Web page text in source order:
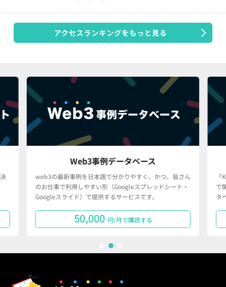
アクセスランキングをもっと見る
Web3事例データベース
web3の最新事例を日本語で分かりやすく、かつ、皆さん
のお仕事で利用しやすい形（Googleスプレッドシート・
Googleスライド）で提供するサービスです。
50,000 円/月で購読する
で
タ